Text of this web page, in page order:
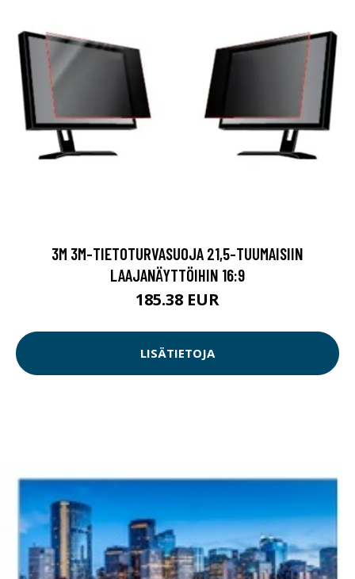
3M 3M-TIETOTURVASUOJA 21,5-TUUMAISIIN
LAAJANÄYTTÖIHIN 16:9
185.38 EUR
LISÄTIETOJA